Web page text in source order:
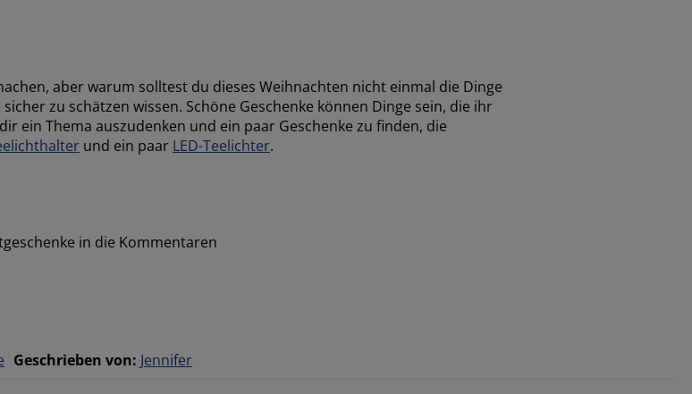
aber warum solltest du dieses Weihnachten nicht einmal die Dinge
zu schätzen wissen. Schöne Geschenke können Dinge sein, die ihr
ein Thema auszudenken und ein paar Geschenke zu finden, die
und ein paar LED-Teelichter.
in die Kommentaren
Geschrieben von: Jennifer